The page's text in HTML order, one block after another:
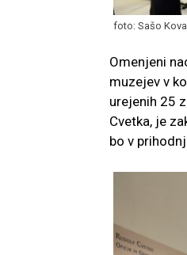
foto: Sašo
Omenjeni
muzejev v
urejenih 25
Cvetka, je
bo v